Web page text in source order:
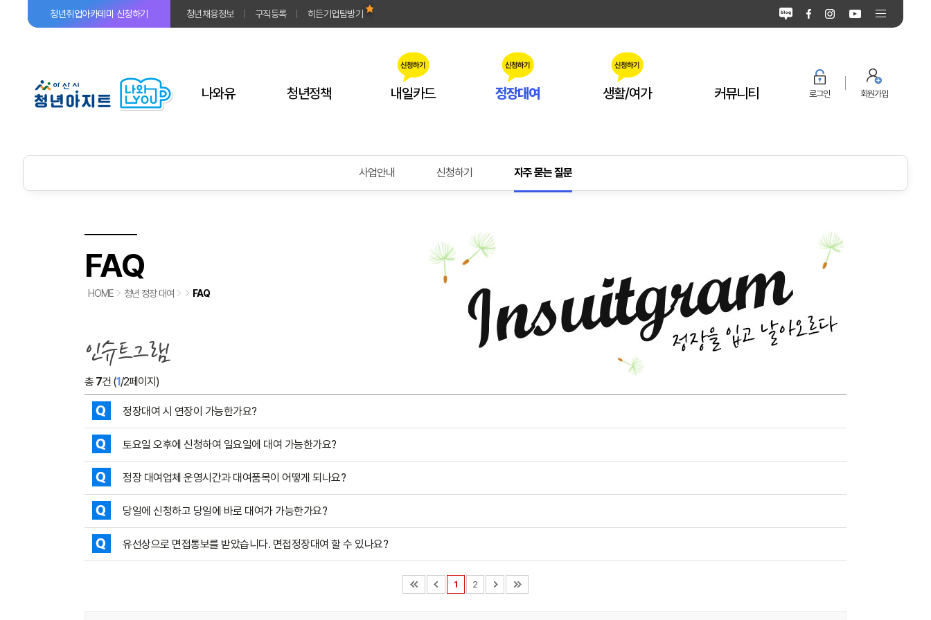
청년취업아카데미 신청하기 청년채용정보 구직등록 히든기업탐방기
나와유 청년정책 내일카드 정장대여 생활/여가 커뮤니티 로그인 회원가입
사업안내 신청하기 자주 묻는 질문
FAQ
HOME 청년 정장 대여 FAQ
인슈트그램
총 7건 (1/2페이지)
정장대여 시 연장이 가능한가요?
토요일 오후에 신청하여 일요일에 대여 가능한가요?
정장 대여업체 운영시간과 대여품목이 어떻게 되나요?
당일에 신청하고 당일에 바로 대여가 가능한가요?
유선상으로 면접통보를 받았습니다. 면접정장대여 할 수 있나요?
1 2